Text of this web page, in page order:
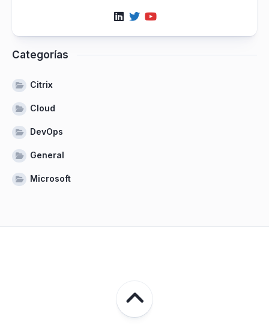
Categorías
Citrix
Cloud
DevOps
General
Microsoft